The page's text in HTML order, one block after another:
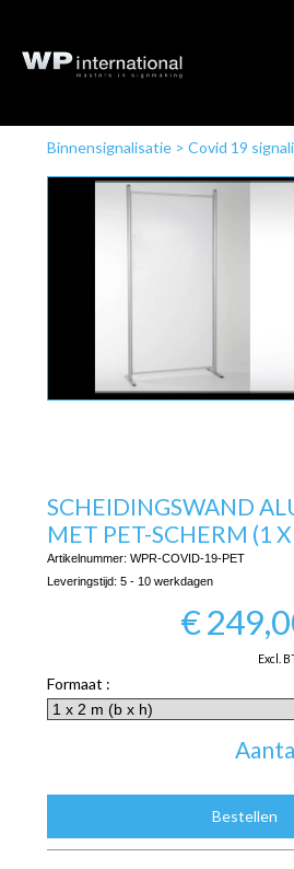
Binnensignalisatie> Covid 19
Scheidingswand aluminium met
SCHEIDINGSWAND
MET PET-SCHERM (1
Artikelnummer: WPR-COVID-19-PET
Leveringstijd: 5 - 10 werkdagen
€
Excl.
Formaat :
Bestellen